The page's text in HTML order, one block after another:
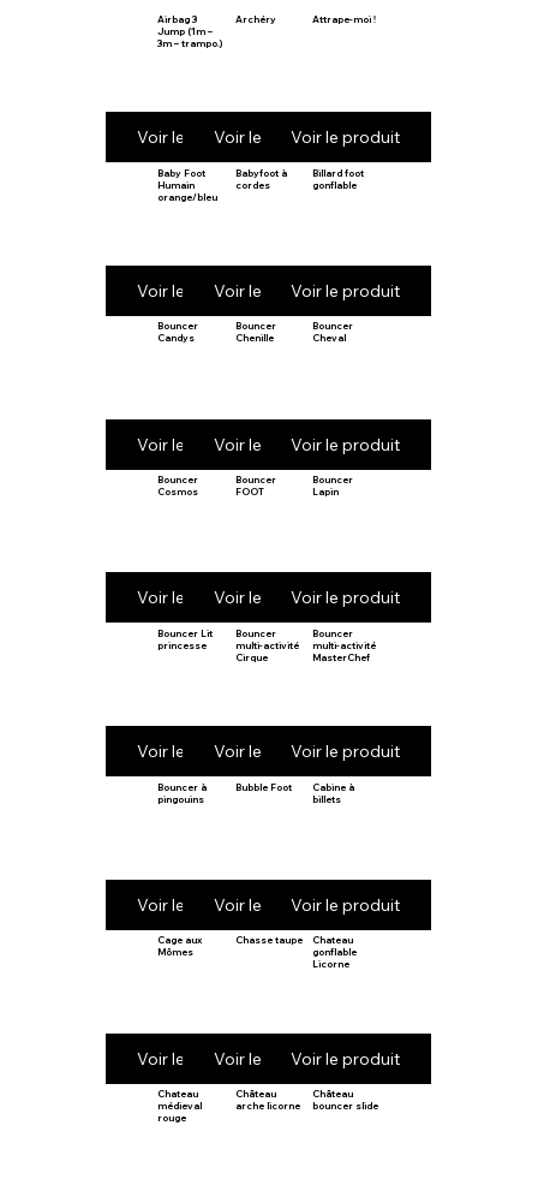
Airbag 3
Jump (1m –
3m – trampo.)
Voir le produit
Archéry
Voir le produit
Attrape-moi !
Voir le produit
Baby Foot
Humain
orange/bleu
Voir le produit
Babyfoot à
cordes
Voir le produit
Billard foot
gonflable
Voir le produit
Bouncer
Candys
Voir le produit
Bouncer
Chenille
Voir le produit
Bouncer
Cheval
Voir le produit
Bouncer
Cosmos
Voir le produit
Bouncer
FOOT
Voir le produit
Bouncer
Lapin
Voir le produit
Bouncer Lit
princesse
Voir le produit
Bouncer
multi-activité
Cirque
Voir le produit
Bouncer
multi-activité
MasterChef
Voir le produit
Bouncer à
pingouins
Voir le produit
Bubble Foot
Voir le produit
Cabine à
billets
Voir le produit
Cage aux
Mômes
Voir le produit
Chasse taupe
Voir le produit
Chateau
gonflable
Licorne
Voir le produit
Chateau
médieval
rouge
Château
arche licorne
Château
bouncer slide